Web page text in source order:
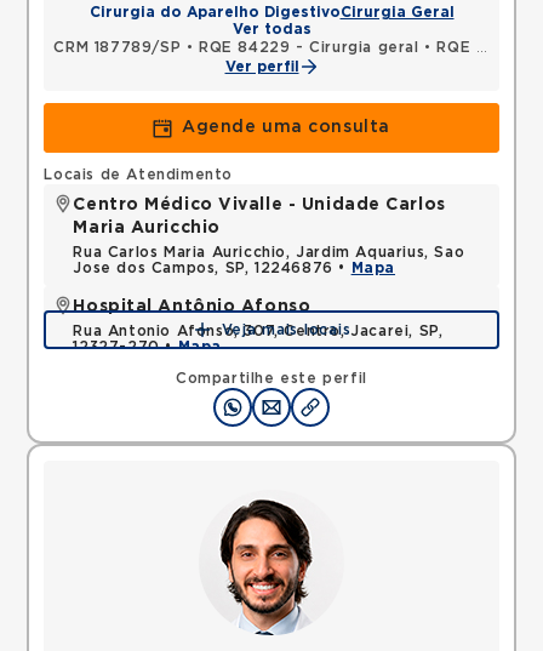
Cirurgia do Aparelho DigestivoCirurgia Geral
Ver todas
CRM 187789/SP • RQE 84229 - Cirurgia geral •
RQE 84230 - Coloproctologia
Ver perfil
Agende uma consulta
Compartilhe este perfil
Locais de Atendimento
Centro Médico Vivalle - Unidade Carlos
Maria Auricchio
Rua Carlos Maria Auricchio, Jardim Aquarius, Sao
Jose dos Campos, SP, 12246876 •
Mapa
Hospital Antônio Afonso
Rua Antonio Afonso, 307, Centro, Jacarei, SP,
12327-270 •Mapa
Veja mais locais